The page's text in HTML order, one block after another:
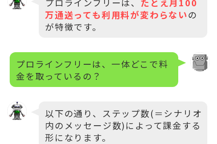
万通送っても利用料が変わらないの
が特徴です。
プロラインフリーは、一体どこで料
金を取っているの？
以下の通り、ステップ数(＝シナリオ
内のメッセージ数)によって課金する
形になります。